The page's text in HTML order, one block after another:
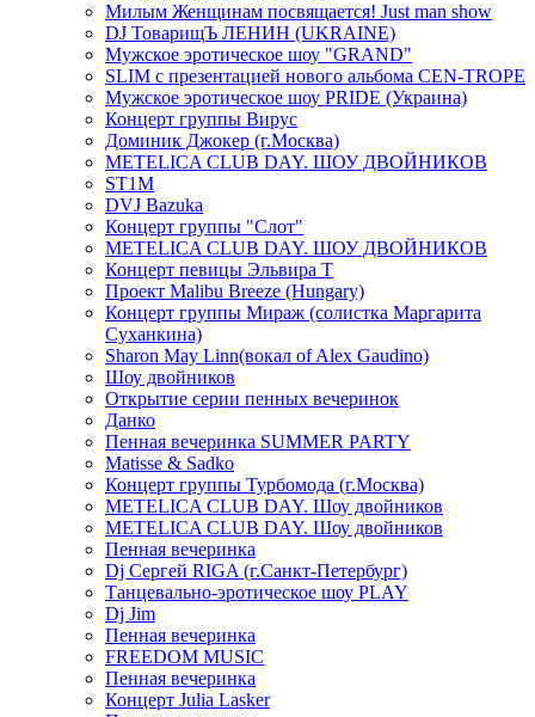
Милым Женщинам посвящается! Just man show
DJ ТоварищЪ ЛЕНИН (UKRAINE)
Мужское эротическое шоу "GRAND"
SLIM с презентацией нового альбома CEN-TROPE
Мужское эротическое шоу PRIDE (Украина)
Концерт группы Вирус
Доминик Джокер (г.Москва)
METELICA CLUB DAY. ШОУ ДВОЙНИКОВ
ST1M
DVJ Bazuka
Концерт группы "Слот"
METELICA CLUB DAY. ШОУ ДВОЙНИКОВ
Концерт певицы Эльвира Т
Проект Malibu Breeze (Hungary)
Концерт группы Мираж (солистка Маргарита
Суханкина)
Sharon May Linn(вокал of Alex Gaudino)
Шоу двойников
Открытие серии пенных вечеринок
Данко
Пенная вечеринка SUMMER PARTY
Matisse & Sadko
Концерт группы Турбомода (г.Москва)
METELICA CLUB DAY. Шоу двойников
METELICA CLUB DAY. Шоу двойников
Пенная вечеринка
Dj Сергей RIGA (г.Санкт-Петербург)
Танцевально-эротическое шоу PLAY
Dj Jim
Пенная вечеринка
FREEDOM MUSIC
Пенная вечеринка
Концерт Julia Lasker